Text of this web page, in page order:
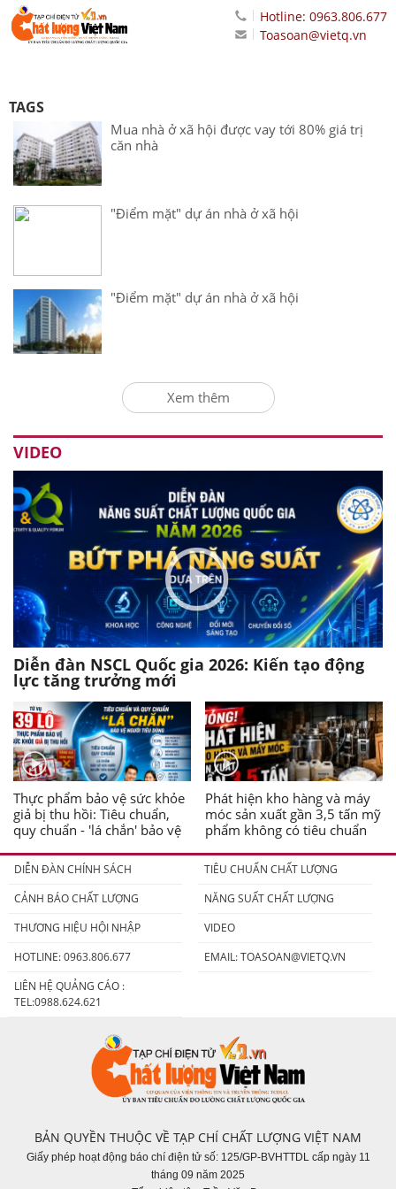
Hotline: 0963.806.677
Toasoan@vietq.vn
TAGS
Mua nhà ở xã hội được vay tới 80% giá trị
căn nhà
"Điểm mặt" dự án nhà ở xã hội
"Điểm mặt" dự án nhà ở xã hội
Xem thêm
VIDEO
Diễn đàn NSCL Quốc gia 2026: Kiến tạo động
lực tăng trưởng mới
Thực phẩm bảo vệ sức khỏe
giả bị thu hồi: Tiêu chuẩn,
quy chuẩn - 'lá chắn' bảo vệ
Phát hiện kho hàng và máy
móc sản xuất gần 3,5 tấn mỹ
phẩm không có tiêu chuẩn
DIỄN ĐÀN CHÍNH SÁCH
TIÊU CHUẨN CHẤT LƯỢNG
CẢNH BÁO CHẤT LƯỢNG
NĂNG SUẤT CHẤT LƯỢNG
THƯƠNG HIỆU HỘI NHẬP
VIDEO
HOTLINE: 0963.806.677
EMAIL:TOASOAN@VIETQ.VN
LIÊN HỆ QUẢNG CÁO :
TEL:0988.624.621
BẢN QUYỀN THUỘC VỀ TẠP CHÍ CHẤT LƯỢNG VIỆT NAM
Giấy phép hoạt động báo chí điện tử số: 125/GP-BVHTTDL cấp ngày 11
tháng 09 năm 2025